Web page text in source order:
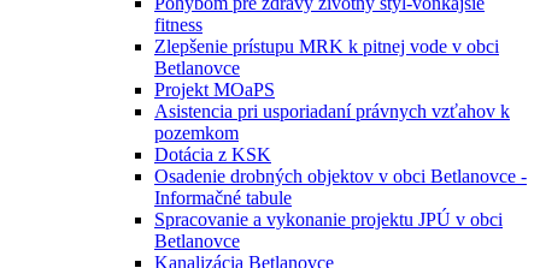
fitness
Zlepšenie prístupu MRK k pitnej vode v obci
Betlanovce
Projekt MOaPS
Asistencia pri usporiadaní právnych vzťahov k
pozemkom
Dotácia z KSK
Osadenie drobných objektov v obci Betlanovce -
Informačné tabule
Spracovanie a vykonanie projektu JPÚ v obci
Betlanovce
Kanalizácia Betlanovce